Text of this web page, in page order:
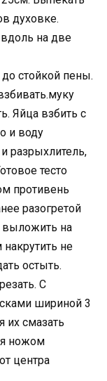
духовке.
на две
стойкой пены.
Яйца взбить с
и воду
разрыхлитель,
тесто
противень
разогретой
выложить на
не
остыть.
С
шириной 3
их смазать
ножом
центра